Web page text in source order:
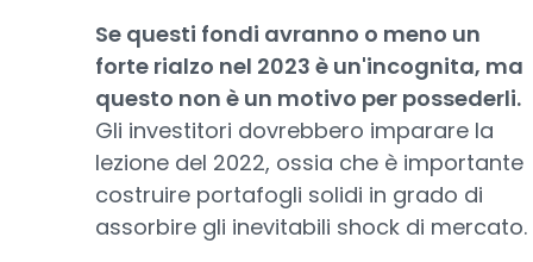
Se questi fondi avranno o meno un
forte rialzo nel 2023 è un'incognita, ma
questo non è un motivo per possederli.
Gli investitori dovrebbero imparare la
lezione del 2022, ossia che è importante
costruire portafogli solidi in grado di
assorbire gli inevitabili shock di mercato.